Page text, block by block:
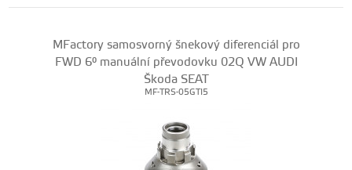
MFactory samosvorný šnekový diferenciál pro
FWD 6° manuální převodovku 02Q VW AUDI
Škoda SEAT
MF-TRS-05GTI5